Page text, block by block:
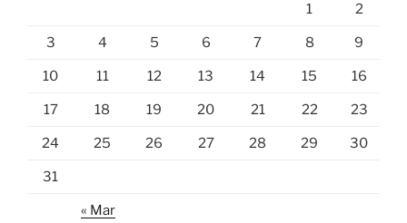
1 2
3 4 5 6 7 8 9
10 11 12 13 14 15 16
17 18 19 20 21 22 23
24 25 26 27 28 29 30
31
« Mar